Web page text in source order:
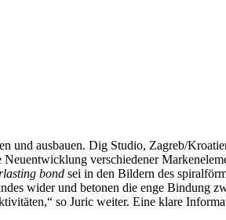
und ausbauen. Dig Studio, Zagreb/
verschiedener
bond sei in den Bildern des
wider und betonen die enge Bindung
so Juric weiter. Eine klare